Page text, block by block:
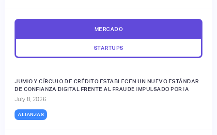
MERCADO
STARTUPS
JUMIO Y CÍRCULO DE CRÉDITO ESTABLECEN UN NUEVO ESTÁNDAR
DE CONFIANZA DIGITAL FRENTE AL FRAUDE IMPULSADO POR IA
July 8, 2026
ALIANZAS